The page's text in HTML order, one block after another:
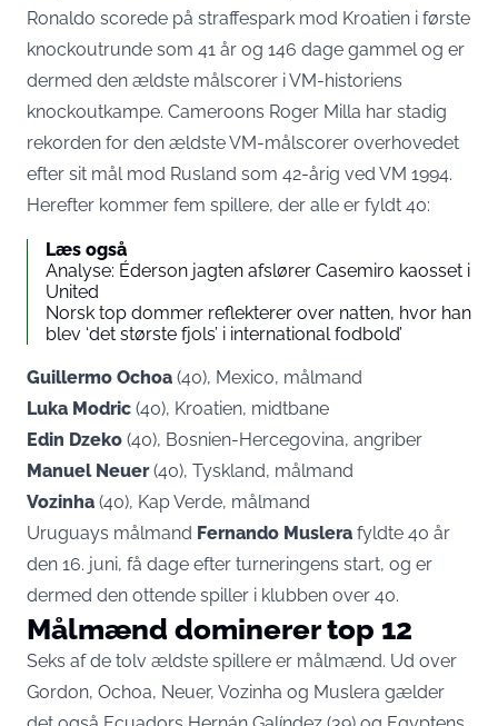
Ronaldo scorede på straffespark mod Kroatien i første
knockoutrunde som 41 år og 146 dage gammelog er
dermed den ældste målscorer i VM-historiens
knockoutkampe. Cameroons Roger Milla har stadig
rekorden for den ældste VM-målscorer overhovedet
efter sit mål mod Rusland som 42-årig ved VM 1994.
Herefter kommer fem spillere, der alle er fyldt 40:
Læs også
Analyse: Éderson jagten afslører Casemiro kaosset i
United
Norsk top dommer reflekterer over natten, hvor han
blev ‘det største fjols’ i international fodbold’
Guillermo Ochoa (40), Mexico, målmand
Luka Modric (40), Kroatien, midtbane
Edin Dzeko (40), Bosnien-Hercegovina, angriber
Manuel Neuer(40), Tyskland, målmand
Vozinha (40), Kap Verde, målmand
Uruguays målmand Fernando Muslera fyldte 40 år
den 16. juni, få dage efter turneringens start, og er
dermed den ottende spiller i klubben over 40.
Målmænd dominerer top 12
Seks af de tolv ældste spillere er målmænd. Ud over
Gordon, Ochoa, Neuer, Vozinha og Muslera gælder